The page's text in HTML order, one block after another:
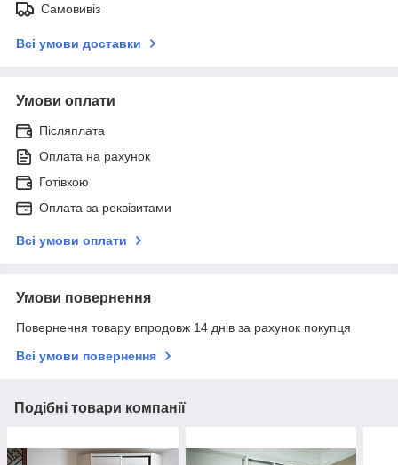
Самовивіз
Всі умови доставки
Умови оплати
Післяплата
Оплата на рахунок
Готівкою
Оплата за реквізитами
Всі умови оплати
Умови повернення
Повернення товару впродовж 14 днів за рахунок покупця
Всі умови повернення
Подібні товари компанії